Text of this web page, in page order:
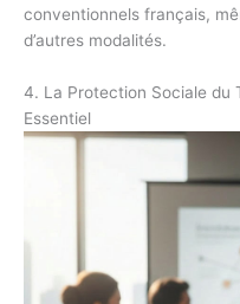
conventionnels français,
d’autres modalités.
4. La Protection Sociale du
Essentiel